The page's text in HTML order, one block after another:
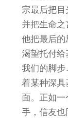
宗最后把目
并把生命之
他把最后的
渴望托付给
我们的脚
着某种深具
面。正如
手，信友也